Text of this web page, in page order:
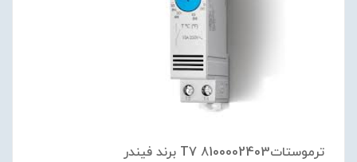
ترموستات8100002403 T7 برند فیندر